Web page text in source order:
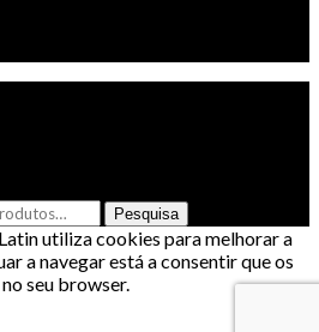
Pesquisa
utiliza cookies para melhorar a
a navegar está a consentir que os
seu browser.